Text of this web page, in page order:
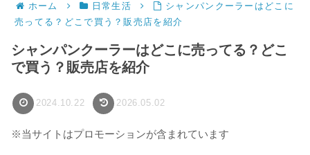
ホーム 日常生活
シャンパンクーラーはどこに
売ってる？どこで買う？販売店を紹介
シャンパンクーラーはどこに売ってる？どこ
で買う？販売店を紹介
2024.10.22 2026.05.02
※当サイトはプロモーションが含まれています